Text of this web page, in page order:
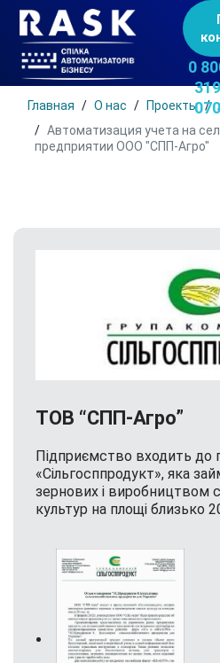
0
319
070
Главная О нас Проекты
Автоматизация учета на
предприятии ООО "СПП-Агро"
ТОВ “СПП-Агро”
Підприємство входить до
«Сільгосппродукт», яка
зернових і виробництвом
культур на площі близько